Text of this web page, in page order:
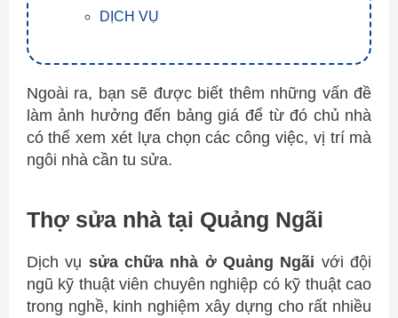
DỊCH VỤ
Ngoài ra, bạn sẽ được biết thêm những vấn đề
làm ảnh hưởng đến bảng giá để từ đó chủ nhà
có thể xem xét lựa chọn các công việc, vị trí mà
ngôi nhà cần tu sửa.
Thợ sửa nhà tại Quảng Ngãi
Dịch vụ sửa chữa nhà ở Quảng Ngãi với đội
ngũ kỹ thuật viên chuyên nghiệp có kỹ thuật cao
trong nghề, kinh nghiệm xây dựng cho rất nhiều